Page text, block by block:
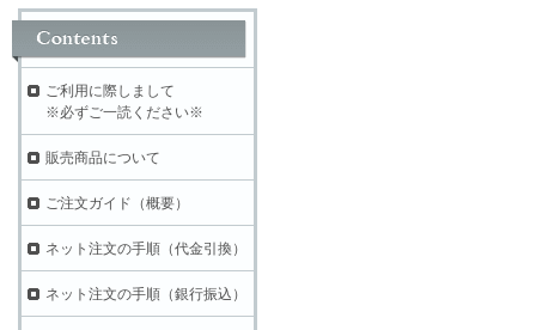
ご利用に際しまして
※必ずご一読ください※
販売商品について
ご注文ガイド（概要）
ネット注文の手順（代金引換）
ネット注文の手順（銀行振込）